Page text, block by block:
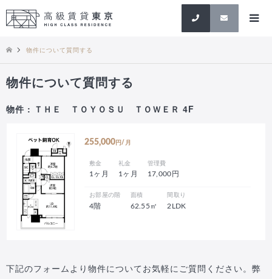
検索
物件について質問する
物件について質問する
物件 : ＴＨＥ ＴＯＹＯＳＵ ＴＯＷＥＲ 4F
255,000 円/月
敷金
1ヶ月
礼金
1ヶ月
管理費
17,000円
お部屋の階
4階
面積
62.55㎡
間取り
2LDK
下記のフォームより物件についてお気軽にご質問ください。弊